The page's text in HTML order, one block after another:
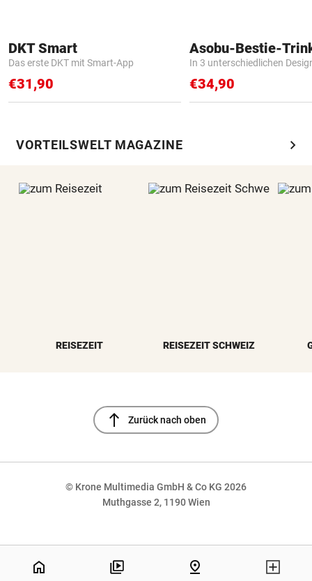
DKT Smart
Das erste DKT mit Smart-App
€31,90
Asobu-Bestie-
In 3 unterschiedlichen
€34,90
VORTEILSWELT MAGAZINE chevron_right
REISEZEIT REISEZEIT SCHWEIZ
north Zurück nach oben
© Krone Multimedia GmbH & Co KG 2026
Muthgasse 2, 1190 Wien
home pin_drop
NaN%